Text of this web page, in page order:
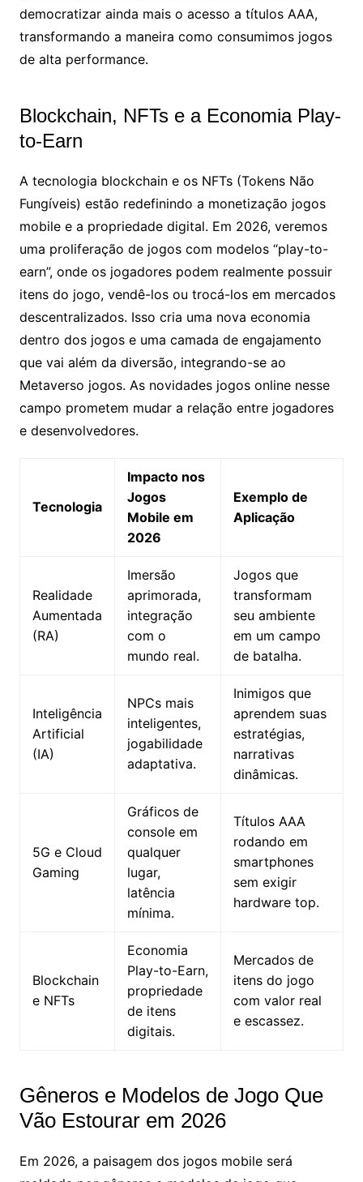
democratizar ainda mais o acesso a títulos AAA,
transformando a maneira como consumimos jogos
de alta performance.
Blockchain, NFTs e a Economia Play-
to-Earn
A tecnologia blockchain e os NFTs (Tokens Não
Fungíveis) estão redefinindo a monetização jogos
mobile e a propriedade digital. Em 2026, veremos
uma proliferação de jogos com modelos “play-to-
earn”, onde os jogadores podem realmente possuir
itens do jogo, vendê-los ou trocá-los em mercados
descentralizados. Isso cria uma nova economia
dentro dos jogos e uma camada de engajamento
que vai além da diversão, integrando-se ao
Metaverso jogos. As novidades jogos online nesse
campo prometem mudar a relação entre jogadores
e desenvolvedores.
Tecnologia
Impacto nos
Jogos
Mobile em
2026
Exemplo de
Aplicação
Realidade
Aumentada
(RA)
Imersão
aprimorada,
integração
com o
mundo real.
Jogos que
transformam
seu ambiente
em um campo
de batalha.
Inteligência
Artificial
(IA)
NPCs mais
inteligentes,
jogabilidade
adaptativa.
Inimigos que
aprendem suas
estratégias,
narrativas
dinâmicas.
5G e Cloud
Gaming
Gráficos de
console em
qualquer
lugar,
latência
mínima.
Títulos AAA
rodando em
smartphones
sem exigir
hardware top.
Blockchain
e NFTs
Economia
Play-to-Earn,
propriedade
de itens
digitais.
Mercados de
itens do jogo
com valor real
e escassez.
Gêneros e Modelos de Jogo Que
Vão Estourar em 2026
Em 2026, a paisagem dos jogos mobile será